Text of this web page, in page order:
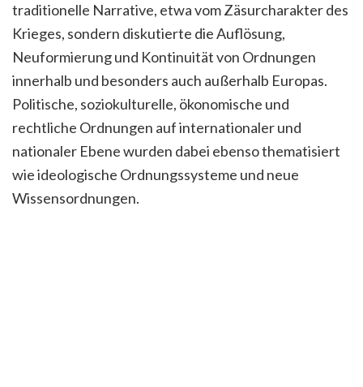
traditionelle Narrative, etwa vom Zäsurcharakter des
Krieges, sondern diskutierte die Auflösung,
Neuformierung und Kontinuität von Ordnungen
innerhalb und besonders auch außerhalb Europas.
Politische, soziokulturelle, ökonomische und
rechtliche Ordnungen auf internationaler und
nationaler Ebene wurden dabei ebenso thematisiert
wie ideologische Ordnungssysteme und neue
Wissensordnungen.